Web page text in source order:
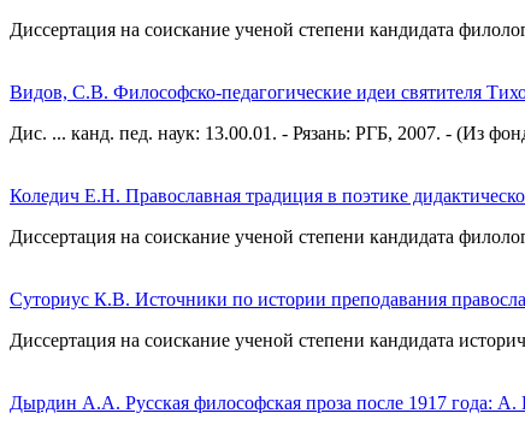
Диссертация на соискание ученой степени кандидата
Видов, С.В. Философско-педагогические идеи святителя
Дис. ... канд. пед. наук: 13.00.01. - Рязань: РГБ, 2007. - (Из
Коледич Е.Н. Православная традиция в поэтике
Диссертация на соискание ученой степени кандидата
Суториус К.В. Источники по истории преподавания
Диссертация на соискание ученой степени кандидата
Дырдин А.А. Русская философская проза после 1917